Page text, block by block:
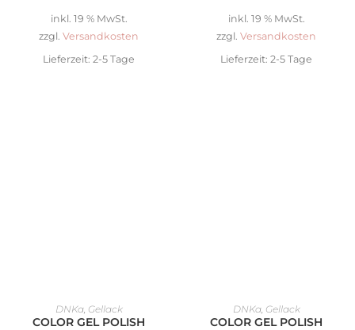
inkl. 19 % MwSt.
zzgl. Versandkosten
Lieferzeit: 2-5 Tage
inkl. 19 % MwSt.
zzgl. Versandkosten
Lieferzeit: 2-5 Tage
IN DEN WARENKORB
DNKa, Gellack
COLOR GEL POLISH
IN DEN WARENKORB
DNKa, Gellack
COLOR GEL POLISH